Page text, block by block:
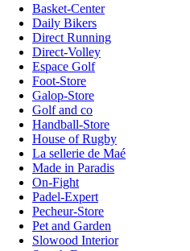
Basket-Center
Daily Bikers
Direct Running
Direct-Volley
Espace Golf
Foot-Store
Galop-Store
Golf and co
Handball-Store
House of Rugby
La sellerie de Maé
Made in Paradis
On-Fight
Padel-Expert
Pecheur-Store
Pet and Garden
Slowood Interior